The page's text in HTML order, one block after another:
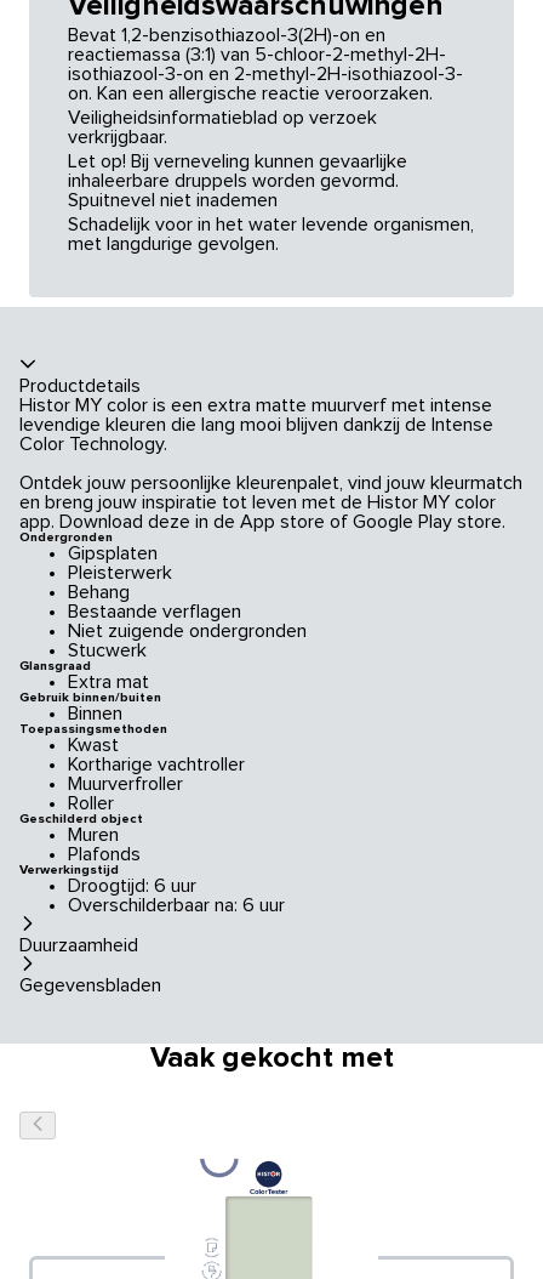
Bevat 1,2-benzisothiazool-3(2H)-on en
reactiemassa (3:1) van 5-chloor-2-methyl-2H-
isothiazool-3-on en 2-methyl-2H-isothiazool-3-
on. Kan een allergische reactie veroorzaken.
Veiligheidsinformatieblad op verzoek
verkrijgbaar.
Let op! Bij verneveling kunnen gevaarlijke
inhaleerbare druppels worden gevormd.
Spuitnevel niet inademen
Schadelijk voor in het water levende organismen,
met langdurige gevolgen.
Productdetails
Histor MY color is een extra matte muurverf met intense
levendige kleuren die lang mooi blijven dankzij de Intense
Color Technology.
Ontdek jouw persoonlijke kleurenpalet, vind jouw kleurmatch
en breng jouw inspiratie tot leven met de Histor MY color
app. Download deze in de App store of Google Play store.
Ondergronden
Gipsplaten
Pleisterwerk
Behang
Bestaande verflagen
Niet zuigende ondergronden
Stucwerk
Glansgraad
Extra mat
Gebruik binnen/buiten
Binnen
Toepassingsmethoden
Kwast
Kortharige vachtroller
Muurverfroller
Roller
Geschilderd object
Muren
Plafonds
Verwerkingstijd
Droogtijd: 6 uur
Overschilderbaar na: 6 uur
Duurzaamheid
Gegevensbladen
Vaak gekocht met